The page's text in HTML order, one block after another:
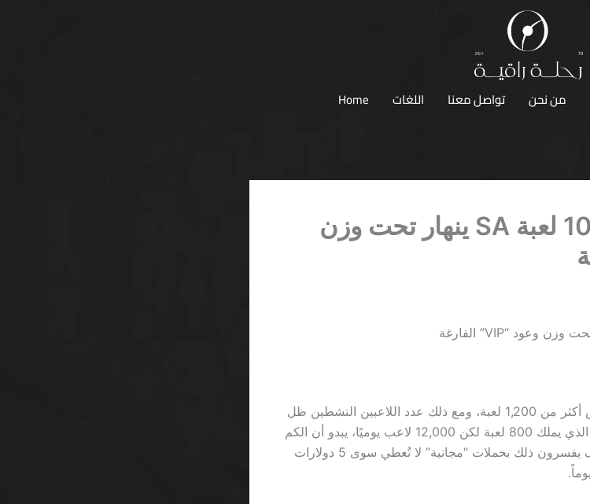
من نحن تواصل معنا اللغات Home
كازينو أكثر من 1000 لعبة SA ينهار تحت وزن
في عام 2023، أحد المواقع استعرض أكثر من 1,200 لعبة، ومع ذلك عدد اللاعبين النشطين ظل
عند 3,500 فقط. مقارنةً بـ Bet365 الذي يملك 800 لعبة لكن 12,000 لاعب يوميًا، يبدو أن الكم
لا يساوي الجودة. وأنتظر أن ترى كيف يفسرون ذلك بحملات “مجانية” لا تُعطي سوى 5 دولارات